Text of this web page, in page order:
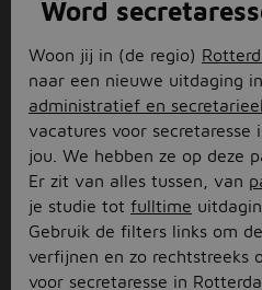
Word
Woon jij in (de regio)
naar een nieuwe uitdaging
administratief en secretarieel
vacatures voor secretaresse
jou. We hebben ze op deze
Er zit van alles tussen, van
je studie tot fulltime
Gebruik de filters links om
verfijnen en zo rechtstreeks
voor secretaresse in